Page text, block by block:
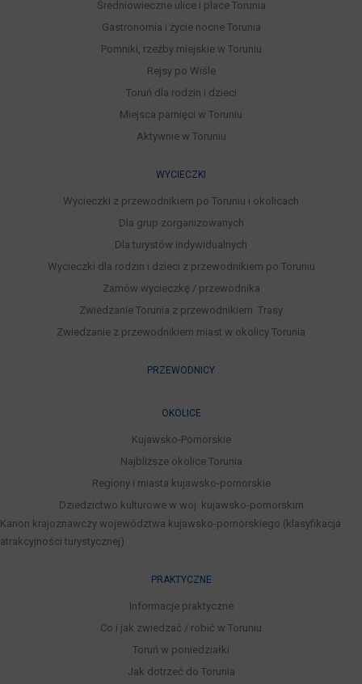
Średniowieczne ulice i place Torunia
Gastronomia i życie nocne Torunia
Pomniki, rzeźby miejskie w Toruniu
Rejsy po Wiśle
Toruń dla rodzin i dzieci
Miejsca pamięci w Toruniu
Aktywnie w Toruniu
WYCIECZKI
Wycieczki z przewodnikiem po Toruniu i okolicach
Dla grup zorganizowanych
Dla turystów indywidualnych
Wycieczki dla rodzin i dzieci z przewodnikiem po Toruniu
Zamów wycieczkę / przewodnika
Zwiedzanie Torunia z przewodnikiem. Trasy
Zwiedzanie z przewodnikiem miast w okolicy Torunia
PRZEWODNICY
OKOLICE
Kujawsko-Pomorskie
Najbliższe okolice Torunia
Regiony i miasta kujawsko-pomorskie
Dziedzictwo kulturowe w woj. kujawsko-pomorskim
Kanon krajoznawczy województwa kujawsko-pomorskiego (klasyfikacja
atrakcyjności turystycznej)
PRAKTYCZNE
Informacje praktyczne
Co i jak zwiedzać / robić w Toruniu
Toruń w poniedziałki
Jak dotrzeć do Torunia